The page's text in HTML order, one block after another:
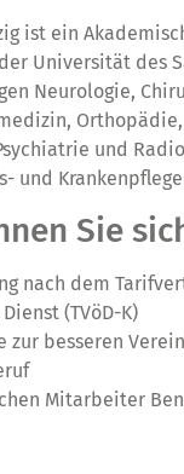
ist ein
Universität des
Neurologie,
Orthopädie,
und
und
Sie
nach dem
(TVöD-K)
zur besseren
Mitarbeiter